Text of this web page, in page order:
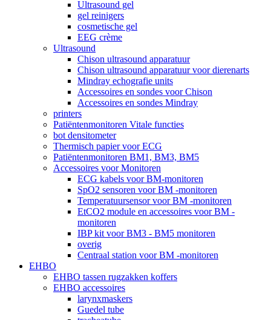
Ultrasound gel
gel reinigers
cosmetische gel
EEG crème
Ultrasound
Chison ultrasound apparatuur
Chison ultrasound apparatuur voor dierenarts
Mindray echografie units
Accessoires en sondes voor Chison
Accessoires en sondes Mindray
printers
Patiëntenmonitoren Vitale functies
bot densitometer
Thermisch papier voor ECG
Patiëntenmonitoren BM1, BM3, BM5
Accessoires voor Monitoren
ECG kabels voor BM-monitoren
SpO2 sensoren voor BM -monitoren
Temperatuursensor voor BM -monitoren
EtCO2 module en accessoires voor BM -
monitoren
IBP kit voor BM3 - BM5 monitoren
overig
Centraal station voor BM -monitoren
EHBO
EHBO tassen rugzakken koffers
EHBO accessoires
larynxmaskers
Guedel tube